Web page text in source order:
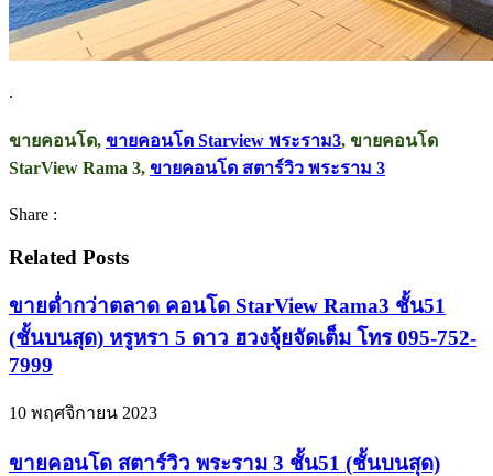
.
ขายคอนโด, ขายคอนโด Starview พระราม3, ขายคอนโด
StarView Rama 3, ขายคอนโด สตาร์วิว พระราม 3
Share :
Related Posts
ขายต่ำกว่าตลาด คอนโด StarView Rama3 ชั้น51
(ชั้นบนสุด) หรูหรา 5 ดาว ฮวงจุ้ยจัดเต็ม โทร 095-752-
7999
10 พฤศจิกายน 2023
ขายคอนโด สตาร์วิว พระราม 3 ชั้น51 (ชั้นบนสุด)